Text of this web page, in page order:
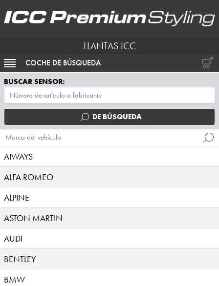
LLANTAS ICC
ACTIVAR NAVEGACIÓN
COCHE DE BÚSQUEDA
BUSCAR SENSOR:
DE BÚSQUEDA
Marca del vehículo
AIWAYS
ALFA ROMEO
ALPINE
ASTON MARTIN
AUDI
BENTLEY
BMW